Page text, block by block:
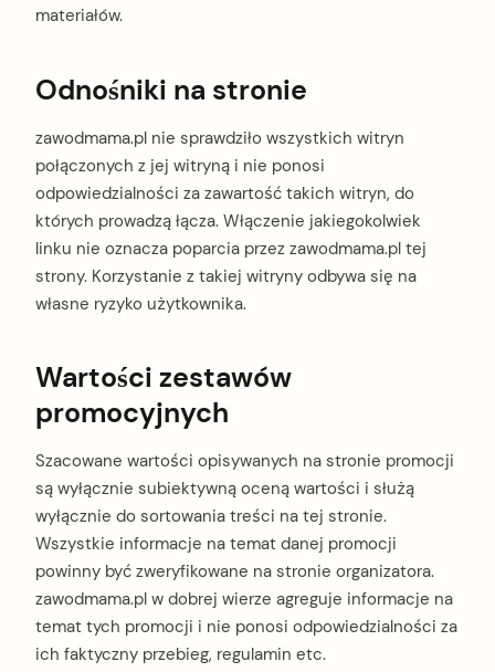
materiałów.
Odnośniki na stronie
zawodmama.pl nie sprawdziło wszystkich witryn
połączonych z jej witryną i nie ponosi
odpowiedzialności za zawartość takich witryn, do
których prowadzą łącza. Włączenie jakiegokolwiek
linku nie oznacza poparcia przez zawodmama.pl tej
strony. Korzystanie z takiej witryny odbywa się na
własne ryzyko użytkownika.
Wartości zestawów
promocyjnych
Szacowane wartości opisywanych na stronie promocji
są wyłącznie subiektywną oceną wartości i służą
wyłącznie do sortowania treści na tej stronie.
Wszystkie informacje na temat danej promocji
powinny być zweryfikowane na stronie organizatora.
zawodmama.pl w dobrej wierze agreguje informacje na
temat tych promocji i nie ponosi odpowiedzialności za
ich faktyczny przebieg, regulamin etc.